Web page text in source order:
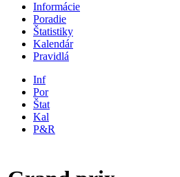
Informácie
Poradie
Štatistiky
Kalendár
Pravidlá
Inf
Por
Štat
Kal
P&R